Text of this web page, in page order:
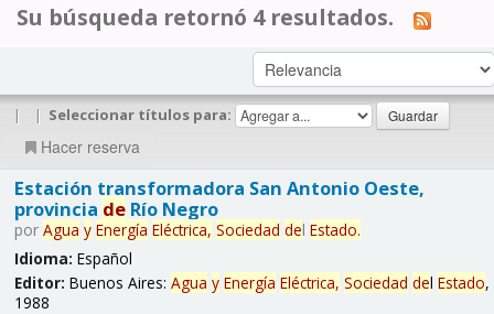
Su búsqueda retornó 4 resultados.
| | Seleccionar títulos para:
Hacer reserva
Estación transformadora San Antonio Oeste,
provincia deRío Negro
por Agua y Energía Eléctrica, Sociedad del Estado.
Idioma: Español
Editor: Buenos Aires: Agua y Energía Eléctrica, Sociedad del Estado,
1988